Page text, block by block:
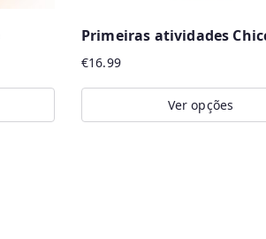
Primeiras atividades
€16.99
Ver opções